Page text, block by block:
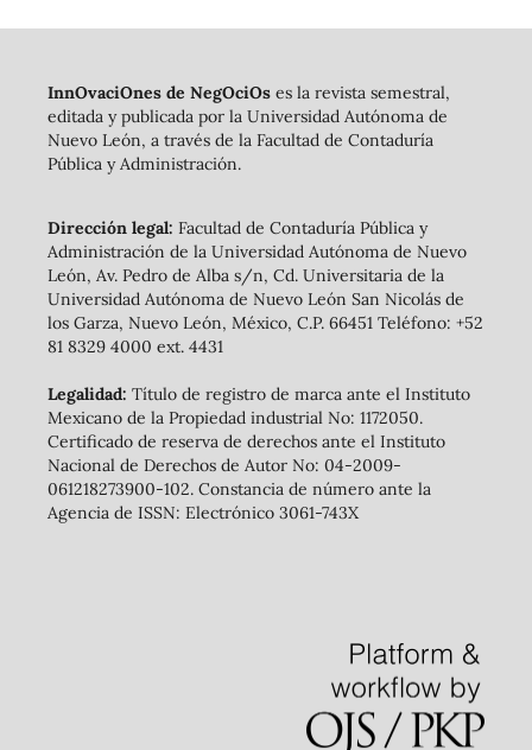
InnOvaciOnes de NegOciOses la revista semestral,
editada y publicada por la Universidad Autónoma de
Nuevo León, a través de la Facultad de Contaduría
Pública y Administración.
Dirección legal: Facultad de Contaduría Pública y
Administración de la Universidad Autónoma de Nuevo
León, Av. Pedro de Alba s/n, Cd. Universitaria de la
Universidad Autónoma de Nuevo León San Nicolás de
los Garza, Nuevo León, México, C.P. 66451 Teléfono: +52
81 8329 4000 ext. 4431
Legalidad: Título de registro de marca ante el Instituto
Mexicano de la Propiedad industrial No: 1172050.
Certificado de reserva de derechos ante el Instituto
Nacional de Derechos de Autor No: 04-2009-
061218273900-102. Constancia de número ante la
Agencia de ISSN: Electrónico 3061-743X